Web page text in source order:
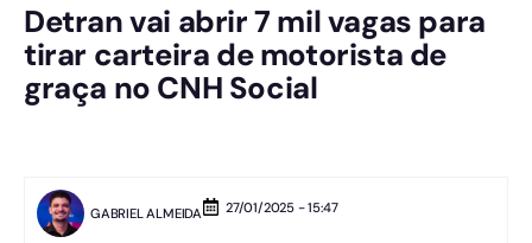
Detran vai abrir 7 mil vagas para
tirar carteira de motorista de
graça no CNH Social
GABRIEL ALMEIDA 27/01/2025 - 15:47